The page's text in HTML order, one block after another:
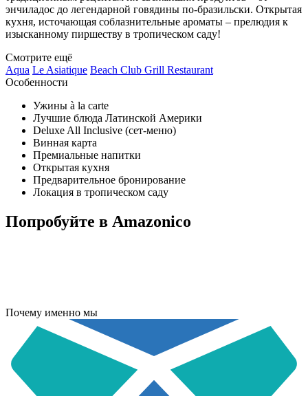
энчиладос до легендарной говядины по-бразильски. Открытая
кухня, источающая соблазнительные ароматы – прелюдия к
изысканному пиршеству в тропическом саду!
Смотрите ещё
Aqua Le Asiatique Beach Club Grill Restaurant
Особенности
Ужины à la carte
Лучшие блюда Латинской Америки
Deluxe All Inclusive (сет-меню)
Винная карта
Премиальные напитки
Открытая кухня
Предварительное бронирование
Локация в тропическом саду
Попробуйте в Amazonico
Почему именно мы